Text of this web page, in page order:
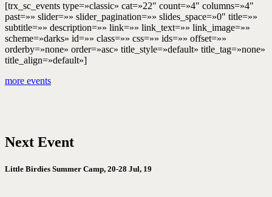
[trx_sc_events type=»classic» cat=»22″ count=»4″ columns=»4″
past=»» slider=»» slider_pagination=»» slides_space=»0″ title=»»
subtitle=»» description=»» link=»» link_text=»» link_image=»»
scheme=»darks» id=»» class=»» css=»» ids=»» offset=»»
orderby=»none» order=»asc» title_style=»default» title_tag=»none»
title_align=»default»]
more events
Next Event
Little Birdies Summer Camp, 20-28 Jul, 19